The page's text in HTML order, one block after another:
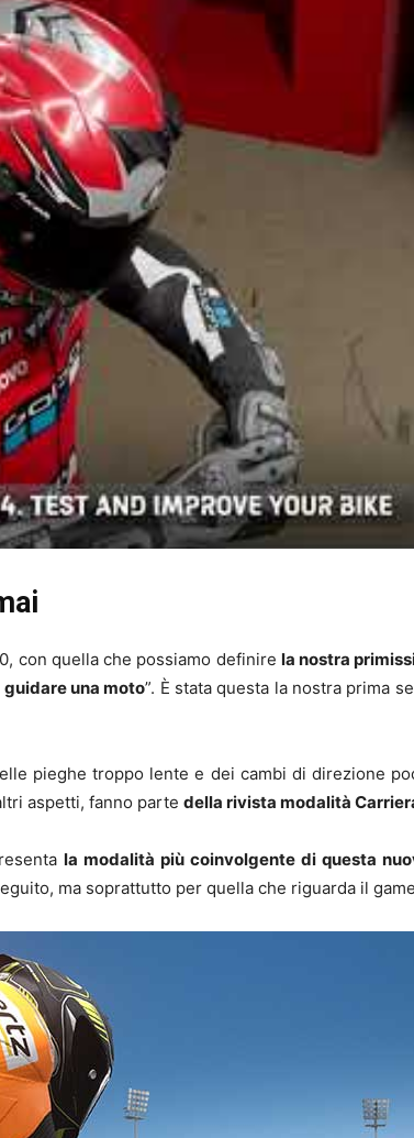
con quella che possiamo definire la nostra
una moto”. È stata questa la nostra prima
pieghe troppo lente e dei cambi di direzione
aspetti, fanno parte della rivista modalità
la modalità più coinvolgente di questa
ma soprattutto per quella che riguarda il